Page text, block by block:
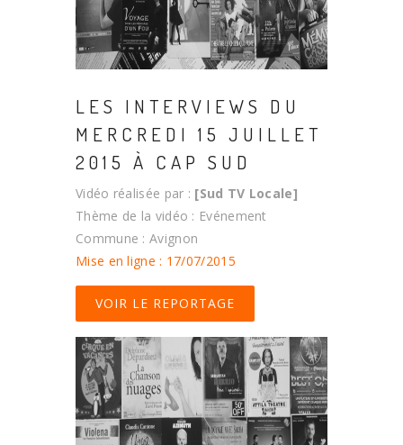
LES INTERVIEWS DU
MERCREDI 15 JUILLET
2015 À CAP SUD
Vidéo réalisée par : [Sud TV Locale]
Thème de la vidéo : Evénement
Commune : Avignon
Mise en ligne : 17/07/2015
VOIR LE REPORTAGE